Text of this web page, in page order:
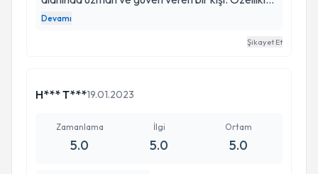
hipnoterapi benim için önemli bir terapi oldu.
Merak eden ve ikilemde olanları aydınlatmak
denebilir. İletişimi kuvvetli ve hızlı ilerleme
kendisine teşekkür ederim.
Devamı
Şikayet Et
H*** T***19.01.2023
Zamanlama
5.0
İlgi
5.0
Ortam
5.0